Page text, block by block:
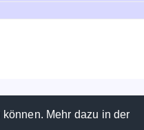
Mehr dazu in der